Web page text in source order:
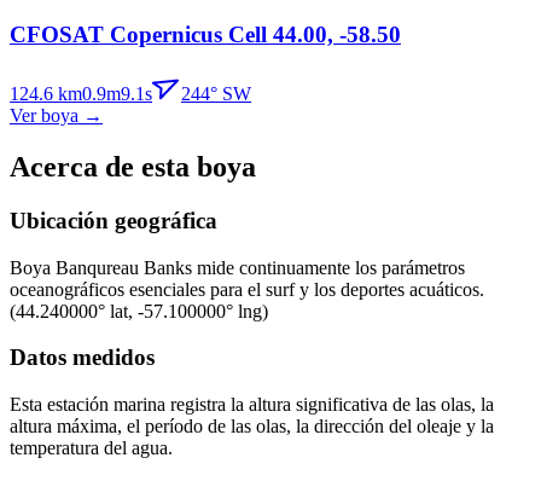
CFOSAT Copernicus Cell 44.00, -58.50
124.6 km0.9m9.1s 244° SW
Ver boya →
Acerca de esta boya
Ubicación geográfica
Boya Banqureau Banks mide continuamente los parámetros
oceanográficos esenciales para el surf y los deportes acuáticos.
(44.240000° lat, -57.100000° lng)
Datos medidos
Esta estación marina registra la altura significativa de las olas, la
altura máxima, el período de las olas, la dirección del oleaje y la
temperatura del agua.